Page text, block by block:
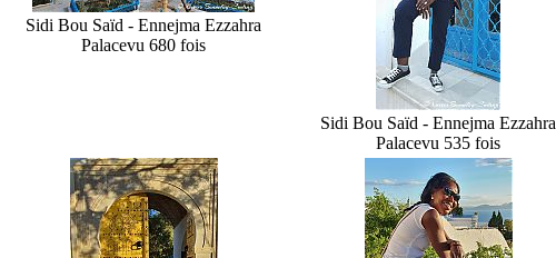
Sidi Bou Saïd - Ennejma Ezzahra
Palacevu 680 fois
Sidi Bou Saïd - Ennejma Ezzahra
Palacevu 535 fois